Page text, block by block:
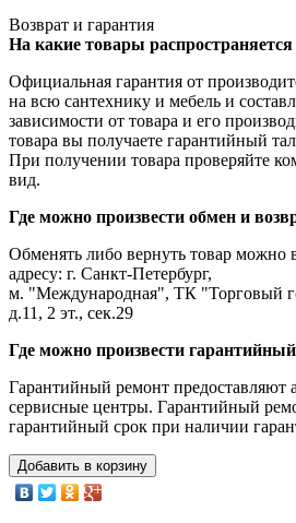
Возврат и гарантия
На какие товары распространяется
Официальная гарантия от
на всю сантехнику и мебель и
зависимости от товара и его
товара вы получаете гарантийный
При получении товара проверяйте
вид.
Где можно произвести обмен и
Обменять либо вернуть товар можно
адресу: г. Санкт-Петербург,
м. "Международная", ТК "Торговый
д.11, 2 эт., сек.29
Где можно произвести
Гарантийный ремонт предоставляют
сервисные центры. Гарантийный
гарантийный срок при наличии
Добавить в корзину